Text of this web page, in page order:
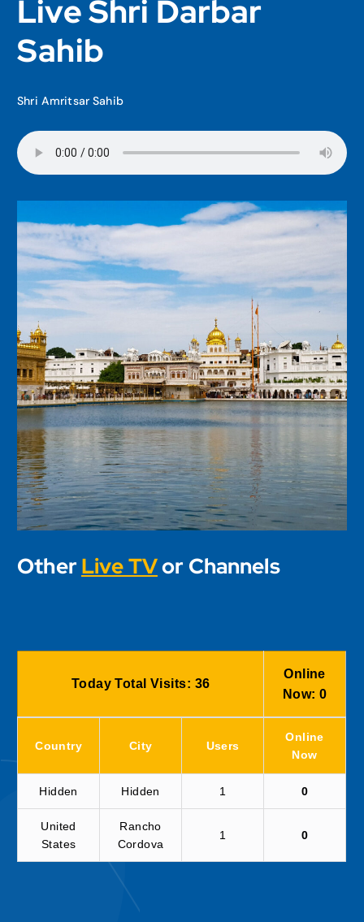
Live Shri Darbar
Sahib
Shri Amritsar Sahib
Other Live TVor Channels
Today Total Visits: 36
Online
Now: 0
Country City Users
Online
Now
Hidden Hidden 1 0
United
States
Rancho
Cordova
1 0